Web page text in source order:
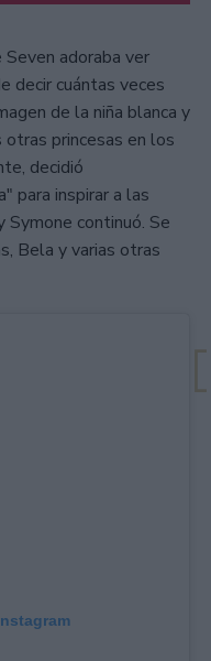
adoraba ver
decir cuántas veces
de la niña blanca y
princesas en los
decidió
para inspirar a las
Symone continuó. Se
Bela y varias otras